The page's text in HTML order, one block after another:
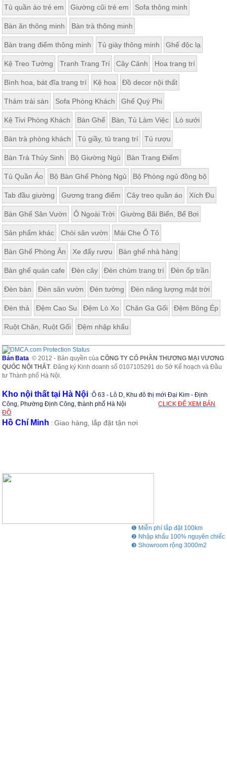
Tủ quần áo trẻ em Giường cũi trẻ em Sofa thông minh
Bàn ăn thông minh Bàn trà thông minh
Bàn trang điểm thông minh Tủ giày thông minh Ghế độc lạ
Kệ Treo Tường Tranh Trang Trí Cây Cảnh Hoa trang trí
Bình hoa, bát đĩa trang trí Kệ hoa Đồ decor nội thất
Thảm trải sàn Sofa Phòng Khách Ghế Quý Phi
Kệ Tivi Phòng Khách Bàn Ghế Bàn, Tủ Làm Việc Lò sưởi
Bàn trà phòng khách Tủ giầy, tủ trang trí Tủ rượu
Bàn Trà Thủy Sinh Bộ Giường Ngủ Bàn Trang Điểm
Tủ Quần Áo Bộ Bàn Ghế Phòng Ngủ Bộ Phòng ngủ đồng bộ
Tab đầu giường Gương trang điểm Cây treo quần áo Xích Đu
Bàn Ghế Sân Vườn Ô Ngoài Trời Giường Bãi Biển, Bể Bơi
Sản phẩm khác Chòi sân vườn Mái Che Ô Tô
Bàn Ghế Phòng Ăn Xe đẩy rượu Bàn ghế nhà hàng
Bàn ghế quán cafe Đèn cây Đèn chùm trang trí Đèn ốp trần
Đèn bàn Đèn sân vườn Đèn tường Đèn năng lượng mặt trời
Đèn thả Đệm Cao Su Đệm Lò Xo Chăn Ga Gối Đệm Bông Ép
Ruột Chăn, Ruột Gối Đệm nhập khẩu
Bản Bata © 2012 - Bản quyền củaCÔNG TY CỔ PHẦN THƯƠNG MẠI VƯƠNG
QUỐC NỘI THẤT. Đăng ký Kinh doanh số 0107105291 do Sở Kế hoạch và Đầu
tư Thành phố Hà Nội.
Kho nội thất tại Hà Nội :Ô 63 - Lô D, Khu đô thị mới Đại Kim - Định
Công, Phường Định Công, thành phố Hà Nội
CLICK ĐỂ XEM BẢN
ĐỒ
Hồ Chí Minh :Giao hàng, lắp đặt tận nơi
❶ Miễn phí lắp đặt 100km
❷ Nhập khẩu 100% nguyên chiếc
❸ Showroom rộng 3000m2